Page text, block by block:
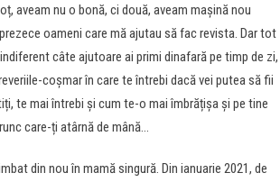
aveam nu o bonă, ci două, aveam mașină nou
oameni care mă ajutau să fac revista. Dar tot
câte ajutoare ai primi dinafară pe timp de zi,
coșmar în care te întrebi dacă vei putea să fii
te mai întrebi și cum te-o mai îmbrățișa și pe tine
care-ți atârnă de mână…
din nou în mamă singură. Din ianuarie 2021, de